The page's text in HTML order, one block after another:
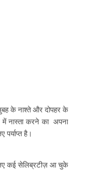
के नाश्ते और दोपहर के
में नास्ता करने का अपना
है।
कई सेलिब्रटीज़ आ चुके